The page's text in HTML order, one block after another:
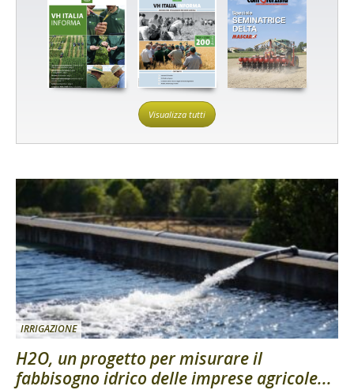
Visualizza tutti
IRRIGAZIONE
H2O, un progetto per misurare il
fabbisogno idrico delle imprese agricole...